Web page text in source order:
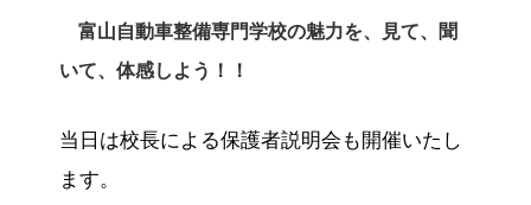
富山自動車整備専門学校の魅力を、見て、聞
いて、体感しよう！！
当日は校長による保護者説明会も開催いたし
ます。